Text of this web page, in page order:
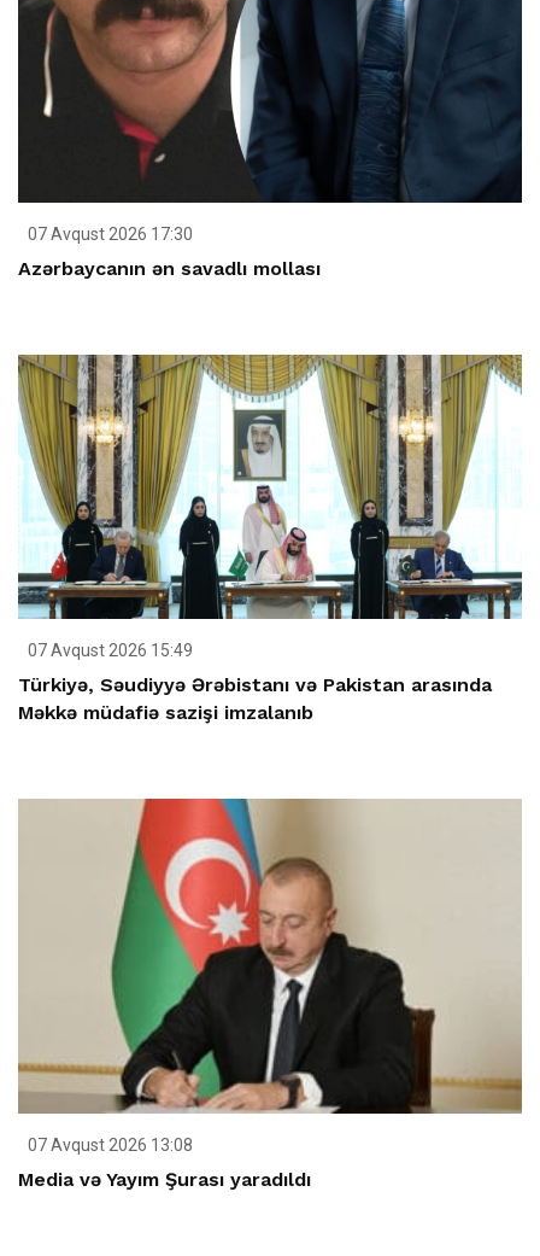
07 Avqust 2026 17:30
Azərbaycanın ən savadlı mollası
07 Avqust 2026 15:49
Türkiyə, Səudiyyə Ərəbistanı və Pakistan arasında
Məkkə müdafiə sazişi imzalanıb
07 Avqust 2026 13:08
Media və Yayım Şurası yaradıldı